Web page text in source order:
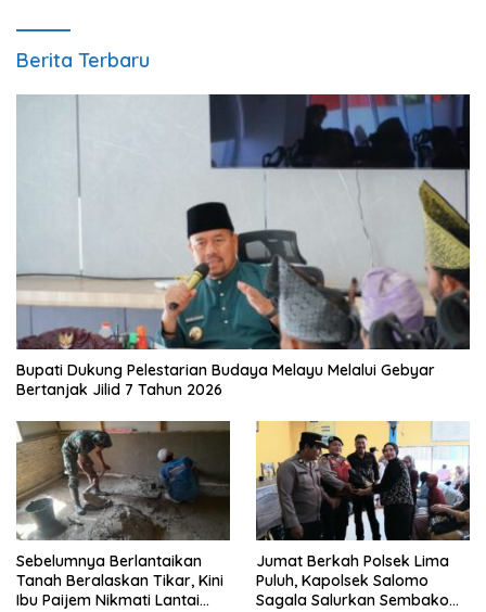
Berita Terbaru
Bupati Dukung Pelestarian Budaya Melayu Melalui Gebyar
Bertanjak Jilid 7 Tahun 2026
Sebelumnya Berlantaikan
Tanah Beralaskan Tikar, Kini
Ibu Paijem Nikmati Lantai
Jumat Berkah Polsek Lima
Puluh, Kapolsek Salomo
Sagala Salurkan Sembako